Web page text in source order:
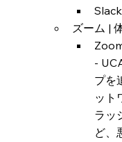
ズーム |
-
プを
ット
ラッ
ど、